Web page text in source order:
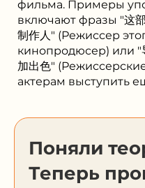
фильма. Примеры
включают фразы "这部
制作人" (Режиссер
кинопродюсер) или "
加出色"
актерам выступить
Поняли
Теперь